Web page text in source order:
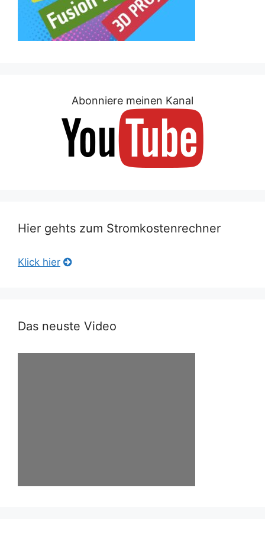
Abonniere meinen Kanal
Hier gehts zum Stromkostenrechner
Klick hier
Das neuste Video